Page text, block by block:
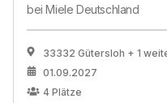
beiMiele Deutschland
33332 Gütersloh + 1
01.09.2027
4 Plätze